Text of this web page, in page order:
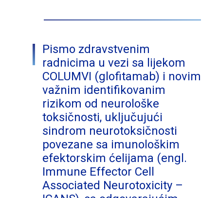
Pismo zdravstvenim
radnicima u vezi sa lijekom
COLUMVI (glofitamab) i novim
važnim identifikovanim
rizikom od neurološke
toksičnosti, uključujući
sindrom neurotoksičnosti
povezane sa imunološkim
efektorskim ćelijama (engl.
Immune Effector Cell
Associated Neurotoxicity –